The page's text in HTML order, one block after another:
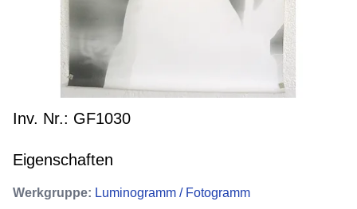
Inv. Nr.: GF1030
Eigenschaften
Werkgruppe: Luminogramm / Fotogramm